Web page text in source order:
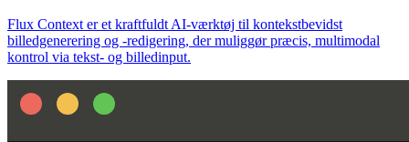
Flux Context er et kraftfuldt AI-værktøj til kontekstbevidst
billedgenerering og -redigering, der muliggør præcis, multimodal
kontrol via tekst- og billedinput.